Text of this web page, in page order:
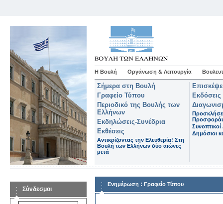
Η Βουλή Οργάνωση & Λειτουργία
Σήμερα στη Βουλή
Γραφείο Τύπου
Περιοδικό της Βουλής των
Ελλήνων
Εκδηλώσεις-Συνέδρια
Εκθέσεις
Αντικρίζοντας την Ελευθερία! Στη
Βουλή των Ελλήνων δύο αιώνες
μετά
Εκδόσεις
Δημόσιοι
Σύνδεσμοι
Ενημέρωση : Γραφείο Τύπου